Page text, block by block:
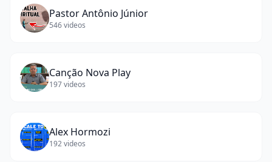
Pastor Antônio Júnior
546videos
Canção Nova Play
197videos
Alex Hormozi
192videos